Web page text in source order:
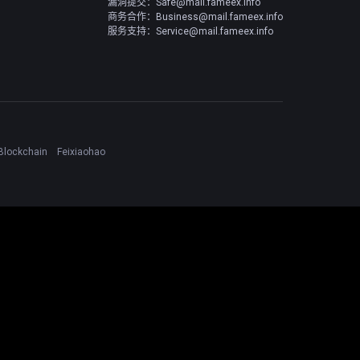
商务合作：Business@mail.fameex.info
服务支持：Service@mail.fameex.info
Feixiaohao